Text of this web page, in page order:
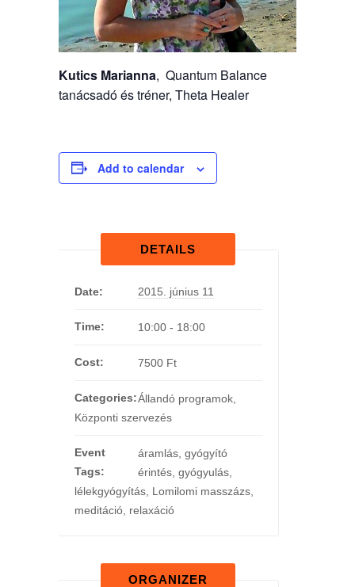
Kutics Marianna, Quantum Balance
tanácsadó és tréner, Theta Healer
Add to calendar
DETAILS
Date: 2015. június 11
Time: 10:00 - 18:00
Cost: 7500 Ft
Categories:Állandó programok,
Központi szervezés
Event
Tags:
áramlás, gyógyító
érintés, gyógyulás,
lélekgyógyítás, Lomilomi masszázs,
meditáció, relaxáció
ORGANIZER